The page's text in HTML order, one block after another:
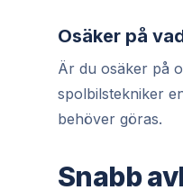
Osäker på
Är du osäker på
spolbilstekniker
behöver göras.
Snabb